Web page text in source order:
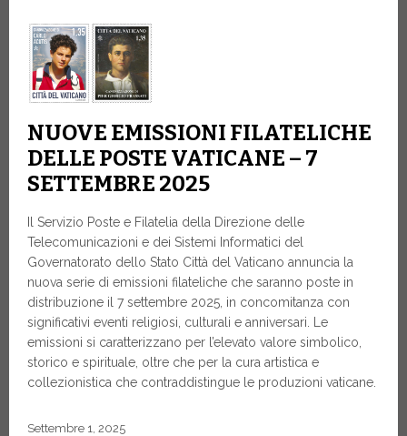
NUOVE EMISSIONI FILATELICHE
DELLE POSTE VATICANE – 7
SETTEMBRE 2025
Il Servizio Poste e Filatelia della Direzione delle
Telecomunicazioni e dei Sistemi Informatici del
Governatorato dello Stato Città del Vaticano annuncia la
nuova serie di emissioni filateliche che saranno poste in
distribuzione il 7 settembre 2025, in concomitanza con
significativi eventi religiosi, culturali e anniversari. Le
emissioni si caratterizzano per l’elevato valore simbolico,
storico e spirituale, oltre che per la cura artistica e
collezionistica che contraddistingue le produzioni vaticane.
Settembre 1, 2025